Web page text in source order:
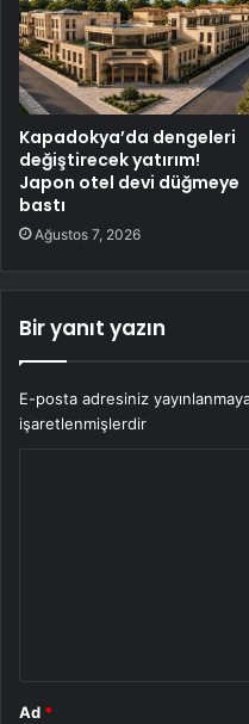
Kapadokya’da dengeleri
değiştirecek yatırım!
Japon otel devi düğmeye
bastı
Ağustos 7, 2026
Bir yanıt yazın
E-posta adresiniz
işaretlenmişlerdir
Ad *